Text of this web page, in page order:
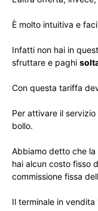
È molto intuitiva e
Infatti non hai in
sfruttare e paghi
Con questa tariffa
Per attivare il
bollo.
Abbiamo detto che
hai alcun costo fisso
commissione fissa
Il terminale in vendita